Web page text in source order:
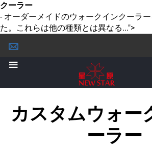
クーラー
- オーダーメイドのウォークインクーラ
た。これらは他の種類とは異なる...">
カスタムウォー
ーラー